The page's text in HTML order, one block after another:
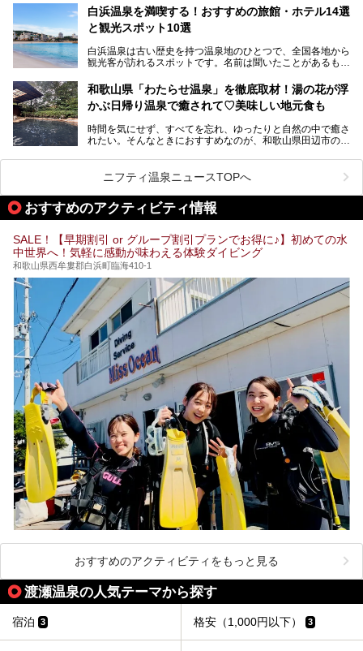
場する歴史の古さから日本三古湯の一つにも。
そんな「南紀白浜温泉」の「大江戸温泉物語Premium 白浜
グ」がスタートしました。温泉＆バイキング＆レジャースポ
ットとしてのこのホテルの魅力をたっぷり体験してきたので
───
提供元：大江戸温泉物語ホテルズ＆リゾーツ株式会社【P
この記事は大江戸温泉物語Premium 白浜彩朝楽のPR記事で
す。
白浜温泉を満喫する！おすすめの旅館・ホテル14選
と観光スポット10選
白浜温泉は古い歴史を持つ温泉地のひとつで、全国各地から
観光客が訪れるスポットです。名前は聞いたことがあるもの
か、実は知らない方も多いのではないでしょうか。
そこで今回は、白浜温泉ビギナー向けの基本情報をご紹介し
浜温泉を訪れるなら外せない観光スポットも合わせてご紹介
します。
和歌山県「わたらせ温泉」を徹底取材！湯の花が浮
かぶ日帰り温泉で癒されて♡美味しい地元食も
時間を気にせず、すべてを忘れ、ゆったりと自然の中で癒さ
れたい。そんなときにおすすめなのが、和歌山県田辺市の
の豊かな山々を眺めながら、どんどん期待が膨らみますよ。
「わたらせ温泉」では、温泉に入れるだけではなく、地元の
特産品を使った食事をいただける「露天食堂」でお腹も満た
すことができます。ぜひチェックしてくださいね。
ニフティ温泉ニュースTOPへ
おすすめのアクティビティ情報
SALE！【早期割引 or グループ割引プランでお得に♪】初めての水
中世界へ！気軽に感動が味わえる体験ダイビング
和歌山県西牟婁郡白浜町臨海410-1
おすすめのアクティビティをもっと見る
渡瀬温泉の人気テーマから探す
宿泊 3 格安（1,000円以下） 3